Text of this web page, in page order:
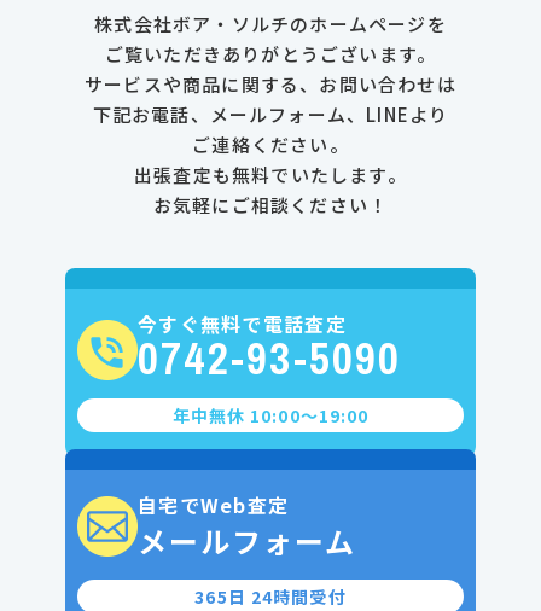
株式会社ボア・ソルチのホームページを
ご覧いただきありがとうございます。
サービスや商品に関する、お問い合わせは
下記お電話、メールフォーム、LINEより
ご連絡ください。
出張査定も無料でいたします。
お気軽にご相談ください！
今すぐ無料で電話査定
0742-93-5090
年中無休 10:00〜19:00
自宅でWeb査定
メールフォーム
365日 24時間受付